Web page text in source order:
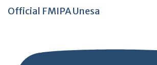
Official FMIPA Unesa